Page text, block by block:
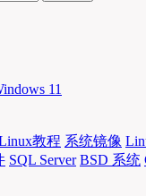
11
教程 系统镜像
SQL Server BSD 系统